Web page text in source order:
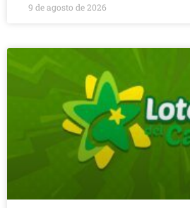
9 de agosto de 2026